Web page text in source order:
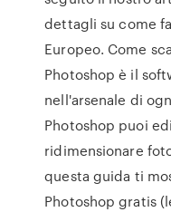
dettagli su come
Europeo. Come
Photoshop è il
nell'arsenale di
Photoshop puoi
ridimensionare
questa guida ti
Photoshop gratis